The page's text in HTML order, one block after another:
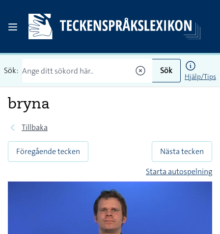
Sök: Sök
Hjälp/Tips
bryna
Tillbaka
Föregående tecken
Nästa tecken
Starta autospelning